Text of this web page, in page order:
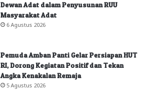
Dewan Adat dalam Penyusunan RUU
Masyarakat Adat
6 Agustus 2026
Pemuda Amban Panti Gelar Persiapan HUT
RI, Dorong Kegiatan Positif dan Tekan
Angka Kenakalan Remaja
5 Agustus 2026